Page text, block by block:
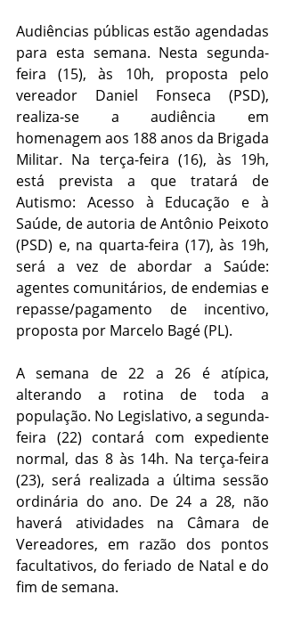
Audiências públicas estão agendadas
para esta semana. Nesta segunda-
feira (15), às 10h, proposta pelo
vereador Daniel Fonseca (PSD),
realiza-se a audiência em
homenagem aos 188 anos da Brigada
Militar. Na terça-feira (16), às 19h,
está prevista a que tratará de
Autismo: Acesso à Educação e à
Saúde, de autoria de Antônio Peixoto
(PSD) e, na quarta-feira (17), às 19h,
será a vez de abordar a Saúde:
agentes comunitários, de endemias e
repasse/pagamento de incentivo,
proposta por Marcelo Bagé (PL).
A semana de 22 a 26 é atípica,
alterando a rotina de toda a
população. No Legislativo, a segunda-
feira (22) contará com expediente
normal, das 8 às 14h. Na terça-feira
(23), será realizada a última sessão
ordinária do ano. De 24 a 28, não
haverá atividades na Câmara de
Vereadores, em razão dos pontos
facultativos, do feriado de Natal e do
fim de semana.